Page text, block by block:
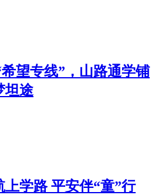
望专线”，山路通学铺
坦途
学路 平安伴“童”行